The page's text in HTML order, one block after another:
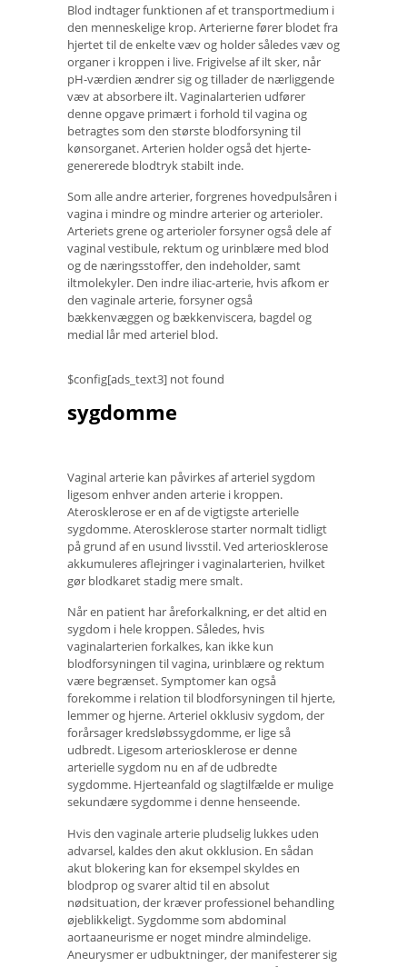
Blod indtager funktionen af ​​et transportmedium i
den menneskelige krop. Arterierne fører blodet fra
hjertet til de enkelte væv og holder således væv og
organer i kroppen i live. Frigivelse af ilt sker, når
pH-værdien ændrer sig og tillader de nærliggende
væv at absorbere ilt. Vaginalarterien udfører
denne opgave primært i forhold til vagina og
betragtes som den største blodforsyning til
kønsorganet. Arterien holder også det hjerte-
genererede blodtryk stabilt inde.
Som alle andre arterier, forgrenes hovedpulsåren i
vagina i mindre og mindre arterier og arterioler.
Arteriets grene og arterioler forsyner også dele af
vaginal vestibule, rektum og urinblære med blod
og de næringsstoffer, den indeholder, samt
iltmolekyler. Den indre iliac-arterie, hvis afkom er
den vaginale arterie, forsyner også
bækkenvæggen og bækkenviscera, bagdel og
medial lår med arteriel blod.
$config[ads_text3] not found
sygdomme
Vaginal arterie kan påvirkes af arteriel sygdom
ligesom enhver anden arterie i kroppen.
Aterosklerose er en af ​​de vigtigste arterielle
sygdomme. Aterosklerose starter normalt tidligt
på grund af en usund livsstil. Ved arteriosklerose
akkumuleres aflejringer i vaginalarterien, hvilket
gør blodkaret stadig mere smalt.
Når en patient har åreforkalkning, er det altid en
sygdom i hele kroppen. Således, hvis
vaginalarterien forkalkes, kan ikke kun
blodforsyningen til vagina, urinblære og rektum
være begrænset. Symptomer kan også
forekomme i relation til blodforsyningen til hjerte,
lemmer og hjerne. Arteriel okklusiv sygdom, der
forårsager kredsløbssygdomme, er lige så
udbredt. Ligesom arteriosklerose er denne
arterielle sygdom nu en af ​​de udbredte
sygdomme. Hjerteanfald og slagtilfælde er mulige
sekundære sygdomme i denne henseende.
Hvis den vaginale arterie pludselig lukkes uden
advarsel, kaldes den akut okklusion. En sådan
akut blokering kan for eksempel skyldes en
blodprop og svarer altid til en absolut
nødsituation, der kræver professionel behandling
øjeblikkeligt. Sygdomme som abdominal
aortaaneurisme er noget mindre almindelige.
Aneurysmer er udbuktninger, der manifesterer sig